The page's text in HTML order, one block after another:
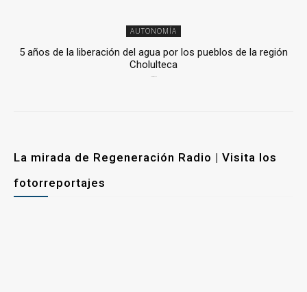
AUTONOMÍA
5 años de la liberación del agua por los pueblos de la región
Cholulteca
La mirada de Regeneración Radio | Visita los
fotorreportajes